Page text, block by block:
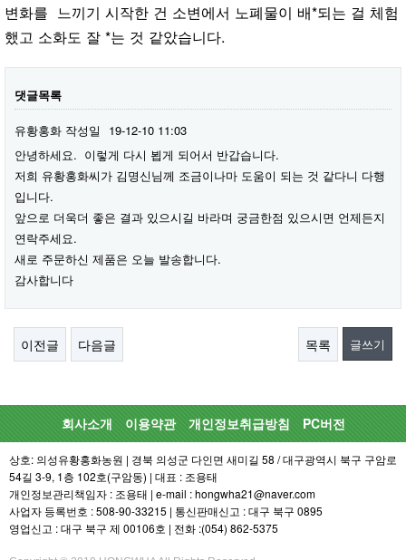
변화를 느끼기 시작한 건 소변에서 노폐물이 배*되는 걸 체험
했고 소화도 잘 *는 것 같았습니다.
댓글목록
유황홍화 작성일
19-12-10 11:03
안녕하세요. 이렇게 다시 뵙게 되어서 반갑습니다.
저희 유황홍화씨가 김명신님께 조금이나마 도움이 되는 것 같다니 다행
입니다.
앞으로 더욱더 좋은 결과 있으시길 바라며 궁금한점 있으시면 언제든지
연락주세요.
새로 주문하신 제품은 오늘 발송합니다.
감사합니다
이전글 다음글 목록 글쓰기
회사소개 이용약관 개인정보취급방침 PC버전
상호: 의성유황홍화농원 | 경북 의성군 다인면 새미길 58 / 대구광역시 북구 구암로
54길 3-9, 1층 102호(구암동) | 대표 : 조용태
개인정보관리책임자 : 조용태 | e-mail : hongwha21@naver.com
사업자 등록번호 : 508-90-33215 | 통신판매신고 : 대구 북구 0895
영업신고 : 대구 북구 제 00106호 | 전화 :(054) 862-5375